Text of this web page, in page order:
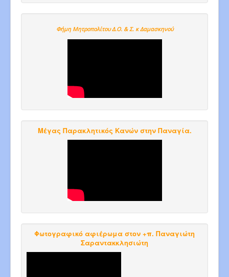
Φήμη Μητροπολίτου Δ.Ο. & Σ. κ Δαμασκηνού
Μέγας Παρακλητικός Κανών στην Παναγία.
Φωτογραφικό αφιέρωμα στον +π. Παναγιώτη
Σαραντακκλησιώτη